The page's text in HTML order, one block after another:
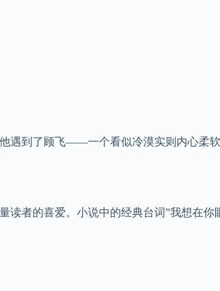
遇到了顾飞——一个看似冷漠实则内心柔
者的喜爱。小说中的经典台词”我想在